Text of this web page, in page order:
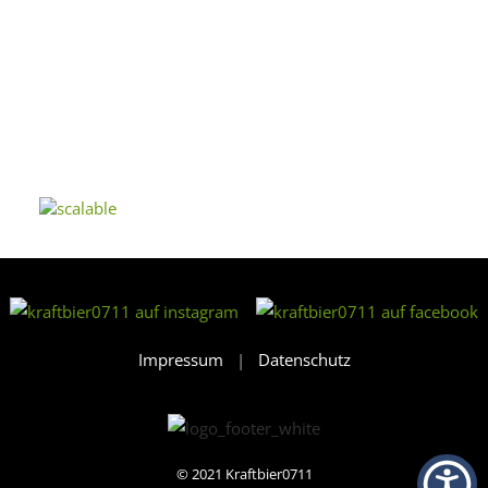
Impressum | Datenschutz
© 2021 Kraftbier0711